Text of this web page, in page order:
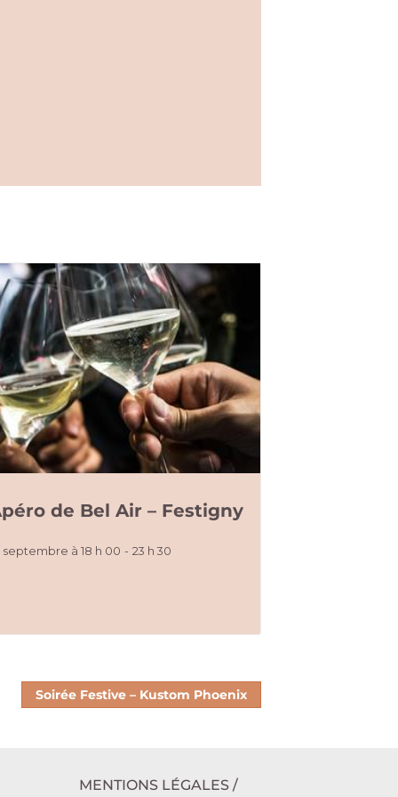
de Bel Air – Festigny
septembre à 18 h 00 - 23 h 30
Soirée Festive – Kustom Phoenix
MENTIONS LÉGALES /